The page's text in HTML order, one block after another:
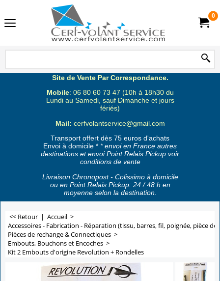
0
Site de Vente Par Correspondance.
Mobile: 06 80 60 73 47 (10h à 18h30 du
Lundi au Samedi, sauf Dimanche et jours
fériés)
Mail: cerfvolantservice@gmail.com
Transport offert dès 75 euros d'achats
Envoi à domicile * * envoi en France autres
destinations et envoi Point Relais Pickup voir
conditions de vente
Livraison Chronopost - Colissimo à domicile
ou en Point Relais Pickup: 24 / 48 h en
moyenne selon la destination.
<< Retour | Accueil >
Accessoires - Fabrication - Réparation (tissu, barres, fil, poignée, pièce de
Pièces de rechange & Connectiques >
Embouts, Bouchons et Encoches >
Kit 2 Embouts d'origine Revolution + Rondelles